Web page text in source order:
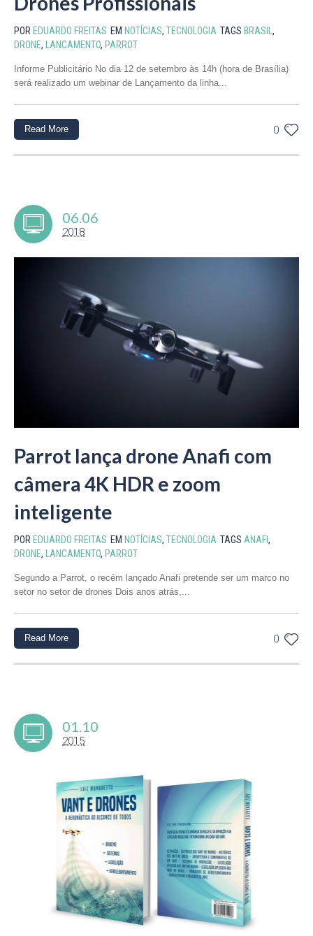
POR EDUARDO FREITAS EM NOTÍCIAS, TECNOLOGIA TAGS BRASIL ,
DRONE, LANCAMENTO, PARROT
Informe Publicitário No dia 12 de setembro às 14h (hora de Brasília)
será realizado um webinar de Lançamento da linha...
0
Read More
06.06
2018
Parrot lança drone Anafi com
câmera 4K HDR e zoom
inteligente
POR EDUARDO FREITAS EM NOTÍCIAS, TECNOLOGIA TAGS ANAFI,
DRONE, LANCAMENTO, PARROT
Segundo a Parrot, o recém lançado Anafi pretende ser um marco no
setor no setor de drones Dois anos atrás,...
0
Read More
01.10
2015